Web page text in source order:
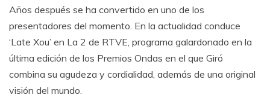
Años después se ha convertido en uno de los
presentadores del momento. En la actualidad conduce
‘Late Xou’ en La 2 de RTVE, programa galardonado en la
última edición de los Premios Ondas en el que Giró
combina su agudeza y cordialidad, además de una original
visión del mundo.